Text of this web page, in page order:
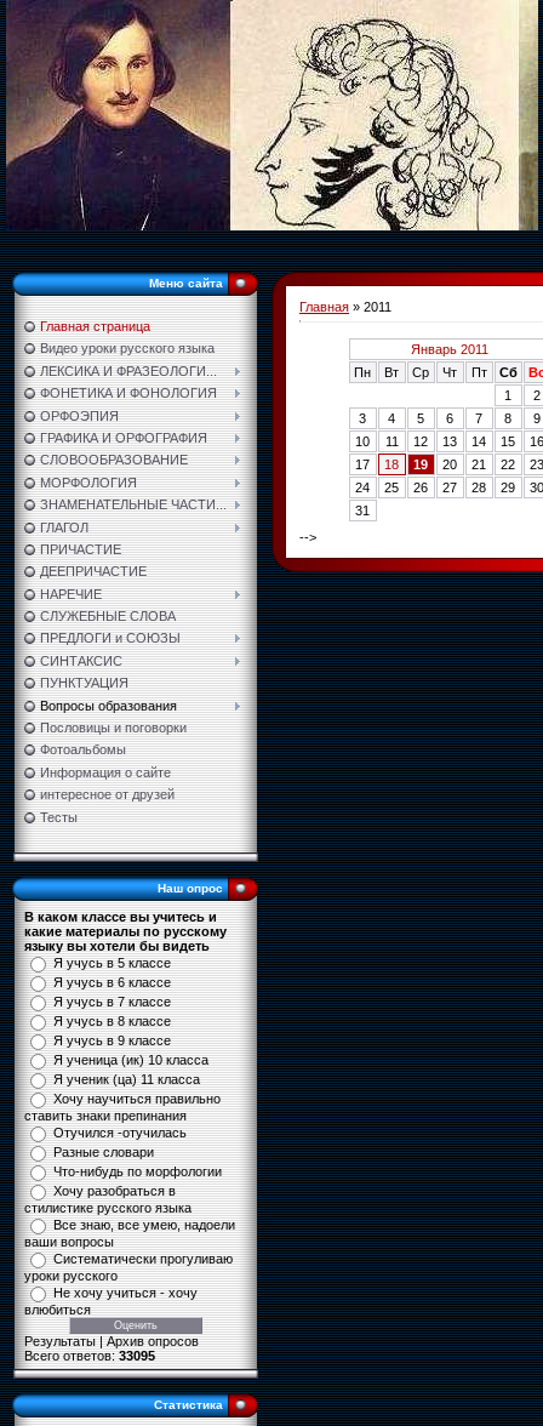
Меню сайта
Главная страница
Видео уроки русского языка
ЛЕКСИКА И ФРАЗЕОЛОГИ...
ФОНЕТИКА И ФОНОЛОГИЯ
ОРФОЭПИЯ
ГРАФИКА И ОРФОГРАФИЯ
СЛОВООБРАЗОВАНИЕ
МОРФОЛОГИЯ
ЗНАМЕНАТЕЛЬНЫЕ ЧАСТИ...
ГЛАГОЛ
ПРИЧАСТИЕ
ДЕЕПРИЧАСТИЕ
НАРЕЧИЕ
СЛУЖЕБНЫЕ СЛОВА
ПРЕДЛОГИ и СОЮЗЫ
СИНТАКСИС
ПУНКТУАЦИЯ
Вопросы образования
Пословицы и поговорки
Фотоальбомы
Информация о сайте
интересное от друзей
Тесты
Наш опрос
В каком классе вы учитесь и
какие материалы по русскому
языку вы хотели бы видеть
Я учусь в 5 классе
Я учусь в 6 классе
Я учусь в 7 классе
Я учусь в 8 классе
Я учусь в 9 классе
Я ученица (ик) 10 класса
Я ученик (ца) 11 класса
Хочу научиться правильно
ставить знаки препинания
Отучился -отучилась
Разные словари
Что-нибудь по морфологии
Хочу разобраться в
стилистике русского языка
Все знаю, все умею, надоели
ваши вопросы
Систематически прогуливаю
уроки русского
Не хочу учиться - хочу
влюбиться
Результаты | Архив опросов
Всего ответов:33095
Статистика
Главная » 2011
Январь 2011
Пн
Вт Ср Чт Пт Сб
1
2
3
4 5 6 7 8
9
10
11 12 13 14 15
16
17
18 19 20 21 22
23
24
25 26 27 28 29
30
31
-->